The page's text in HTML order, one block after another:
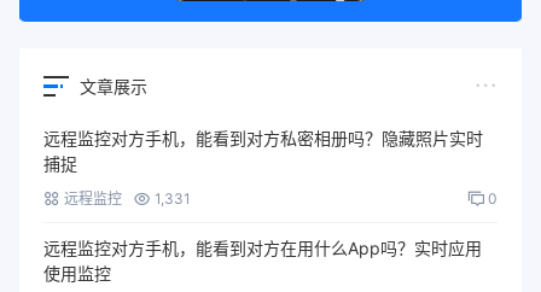
文章展示
远程监控对方手机，能看到对方私密相册吗？隐藏照片实时
捕捉
远程监控 1,331 0
远程监控对方手机，能看到对方在用什么App吗？实时应用
使用监控